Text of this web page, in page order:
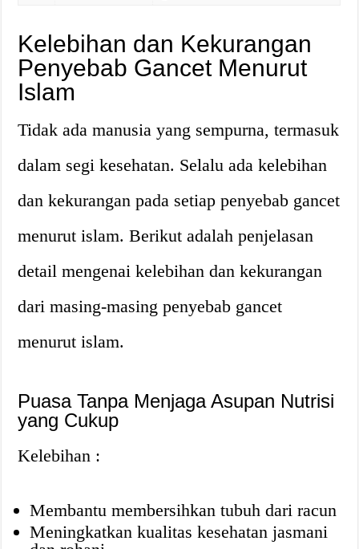
Kelebihan dan Kekurangan
Penyebab Gancet Menurut
Islam
Tidak ada manusia yang sempurna, termasuk
dalam segi kesehatan. Selalu ada kelebihan
dan kekurangan pada setiap penyebab gancet
menurut islam. Berikut adalah penjelasan
detail mengenai kelebihan dan kekurangan
dari masing-masing penyebab gancet
menurut islam.
Puasa Tanpa Menjaga Asupan Nutrisi
yang Cukup
Kelebihan :
Membantu membersihkan tubuh dari racun
Meningkatkan kualitas kesehatan jasmani